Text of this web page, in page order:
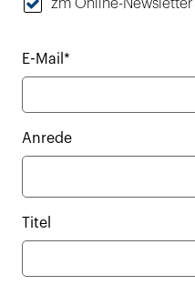
zm Online-Newsletter
E-Mail*
Anrede
Titel